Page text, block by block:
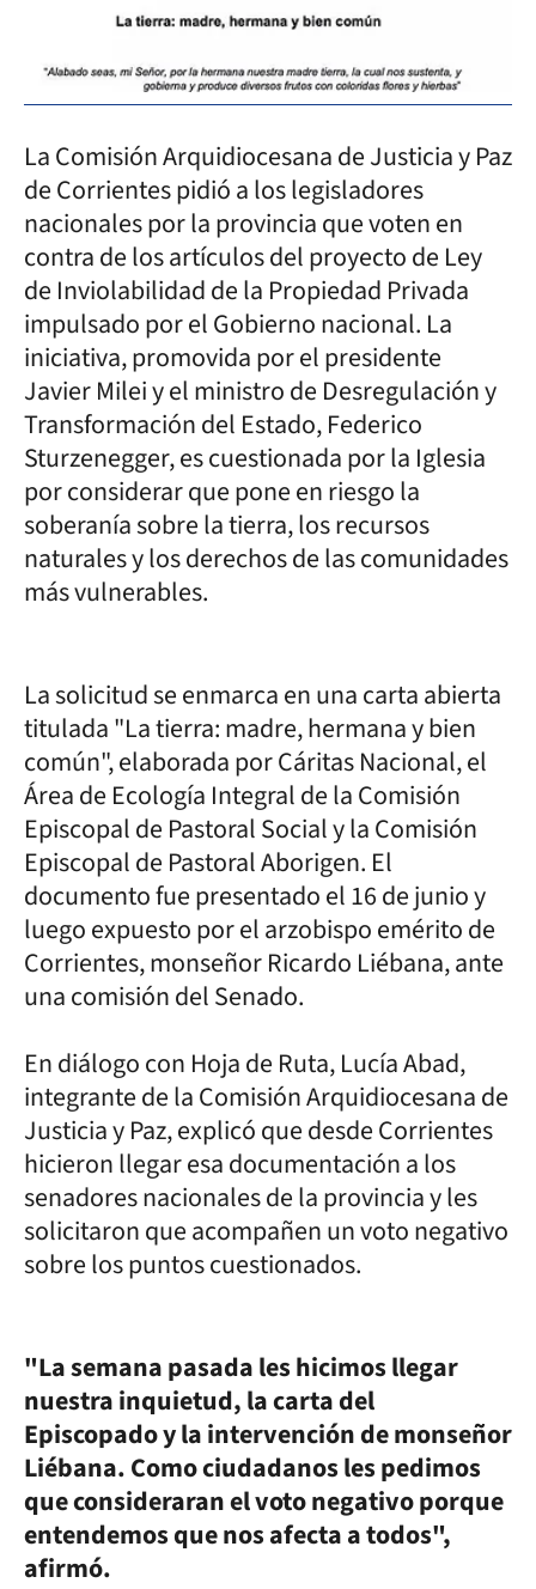
La Comisión Arquidiocesana de Justicia y Paz
de Corrientes pidió a los legisladores
nacionales por la provincia que voten en
contra de los artículos del proyecto de Ley
de Inviolabilidad de la Propiedad Privada
impulsado por el Gobierno nacional. La
iniciativa, promovida por el presidente
Javier Milei y el ministro de Desregulación y
Transformación del Estado, Federico
Sturzenegger, es cuestionada por la Iglesia
por considerar que pone en riesgo la
soberanía sobre la tierra, los recursos
naturales y los derechos de las comunidades
más vulnerables.
La solicitud se enmarca en una carta abierta
titulada "La tierra: madre, hermana y bien
común", elaborada por Cáritas Nacional, el
Área de Ecología Integral de la Comisión
Episcopal de Pastoral Social y la Comisión
Episcopal de Pastoral Aborigen. El
documento fue presentado el 16 de junio y
luego expuesto por el arzobispo emérito de
Corrientes, monseñor Ricardo Liébana, ante
una comisión del Senado.
En diálogo con Hoja de Ruta, Lucía Abad,
integrante de la Comisión Arquidiocesana de
Justicia y Paz, explicó que desde Corrientes
hicieron llegar esa documentación a los
senadores nacionales de la provincia y les
solicitaron que acompañen un voto negativo
sobre los puntos cuestionados.
"La semana pasada les hicimos llegar
nuestra inquietud, la carta del
Episcopado y la intervención de monseñor
Liébana. Como ciudadanos les pedimos
que consideraran el voto negativo porque
entendemos que nos afecta a todos",
afirmó.